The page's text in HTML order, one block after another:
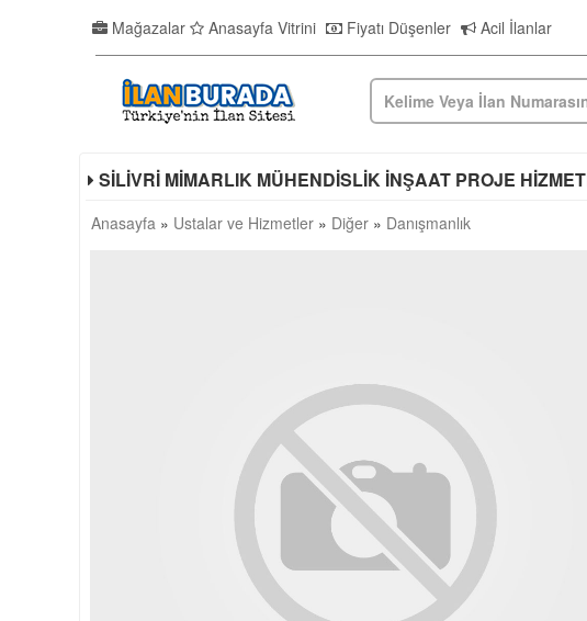
Mağazalar Anasayfa Vitrini Fiyatı Düşenler Acil İlanlar
SİLİVRİ MİMARLIK MÜHENDİSLİK İNŞAAT PROJE
Anasayfa » Ustalar ve Hizmetler » Diğer » Danışmanlık